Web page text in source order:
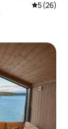
レビュー
5 (26)